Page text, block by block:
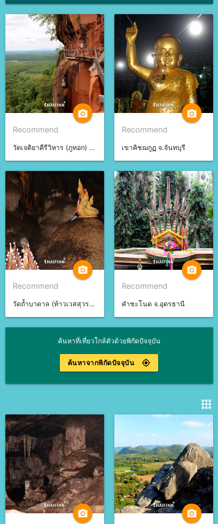
camera_alt
Recommend
วัดเจติยาคีรีวิหาร (ภูทอก) จ.บึงกาฬ
camera_alt
Recommend
เขาคิชฌกูฏ จ.จันทบุรี
camera_alt
Recommend
วัดถ้ำบาดาล (ท้าวเวสสุวรรณร่างมนุษย์) จ.สระบุรี
camera_alt
Recommend
คำชะโนด จ.อุดรธานี
ค้นหาที่เที่ยวใกล้ตัวด้วยพิกัดปัจจุบัน
gps_fixed
ค้นหาจากพิกัดปัจจุบัน
apps
camera_alt camera_alt